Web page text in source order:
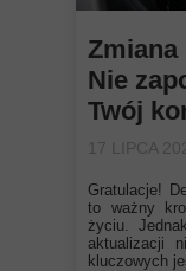
Zmiana
Nie
Twój
17 LIPCA
Gratulacje!
to ważny
życiu.
aktualizacji
kluczowych